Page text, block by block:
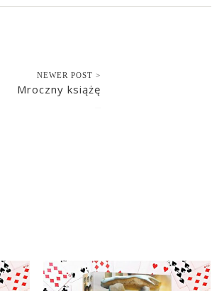
NEWER POST >
Mroczny książę